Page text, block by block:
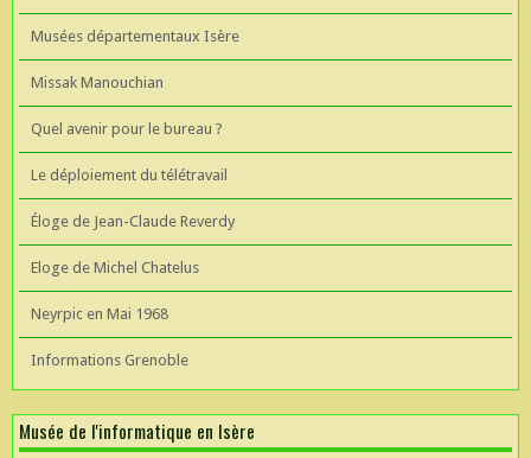
Musées départementaux Isère
Missak Manouchian
Quel avenir pour le bureau ?
Le déploiement du télétravail
Éloge de Jean-Claude Reverdy
Eloge de Michel Chatelus
Neyrpic en Mai 1968
Informations Grenoble
Musée de l'informatique en Isère